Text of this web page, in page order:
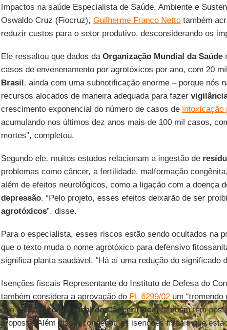
Impactos na saúde Especialista de Saúde, Ambiente e
Oswaldo Cruz (Fiocruz), Guilherme Franco Nettotambém
reduzir custos para o setor produtivo, desconsiderando os
Ele ressaltou que dados da Organização Mundial da Saúde
casos de envenenamento por agrotóxicos por ano, com 20
Brasil, ainda com uma subnotificação enorme – porque nós
recursos alocados de maneira adequada para fazer
crescimento exponencial do número de casos de intoxicação
acumulando nos últimos dez anos mais de 100 mil casos,
mortes”, completou.
Segundo ele, muitos estudos relacionam a ingestão de
problemas como câncer, a fertilidade, malformação
além de efeitos neurológicos, como a ligação com a doença
depressão. “Pelo projeto, esses efeitos deixarão de ser
agrotóxicos”, disse.
Para o especialista, esses riscos estão sendo ocultados na
que o texto muda o nome agrotóxico para defensivo
significa planta saudável. “Há aí uma redução do significado
Isenções fiscais Representante do Instituto de Defesa do
também considera a aprovação do PL 6299/02um “tremendo
que oInstituto Nacional do Câncer (Inca)também tem
proposta. Além disso, condenou as isenções fiscais que